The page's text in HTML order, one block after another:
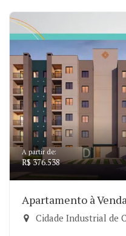
A partir de:
R$ 376.538
Apartamento à
Cidade Industrial de